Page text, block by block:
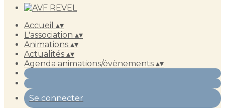
Accueil ▴▾
L'association ▴▾
Animations ▴▾
Actualités ▴▾
Agenda animations/évènements ▴▾
Se connecter